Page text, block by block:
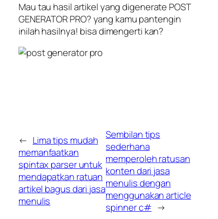
Mau tau hasil artikel yang digenerate POST
GENERATOR PRO? yang kamu pantengin
inilah hasilnya! bisa dimengerti kan?
← Lima tips mudah
memanfaatkan
spintax parser untuk
mendapatkan ratuan
artikel bagus dari jasa
menulis
Sembilan tips
sederhana
memperoleh ratusan
konten dari jasa
menulis dengan
menggunakan article
spinner c# →